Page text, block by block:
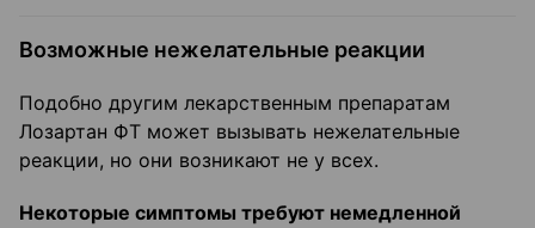
Возможные нежелательные реакции
Подобно другим лекарственным препаратам
Лозартан ФТ может вызывать нежелательные
реакции, но они возникают не у всех.
Некоторые симптомы требуют немедленной